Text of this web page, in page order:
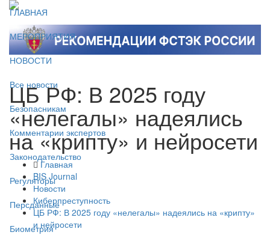
ГЛАВНАЯ
МЕРОПРИЯТИЯ
НОВОСТИ
Все новости
Безопасникам
Комментарии экспертов
Законодательство
Регуляторы
Персданные
Биометрия
ЦБ РФ: В 2025 году
«нелегалы» надеялись
на «крипту» и нейросети
Главная
BIS Journal
Новости
Киберпреступность
ЦБ РФ: В 2025 году «нелегалы» надеялись на «крипту»
и нейросети